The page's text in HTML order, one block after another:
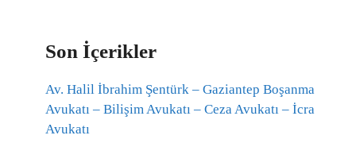
Son İçerikler
Av. Halil İbrahim Şentürk – Gaziantep Boşanma
Avukatı – Bilişim Avukatı – Ceza Avukatı – İcra
Avukatı